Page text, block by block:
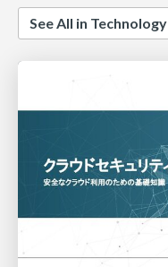
See All in Technology